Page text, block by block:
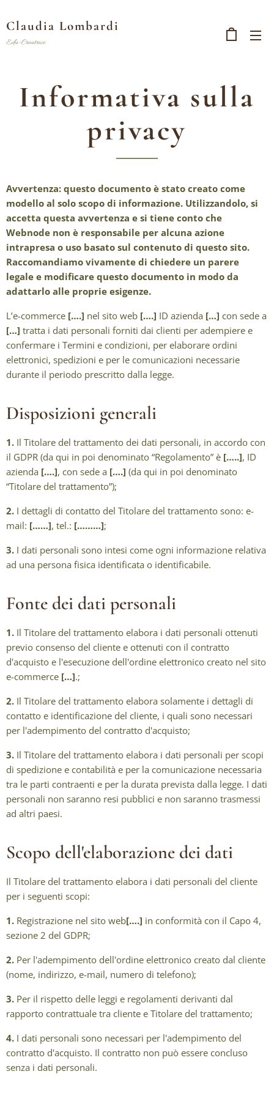
Claudia Lombardi
Edu-Creatrice
Informativa sulla
privacy
Avvertenza: questo documento è stato creato come
modello al solo scopo di informazione. Utilizzandolo, si
accetta questa avvertenza e si tiene conto che
Webnode non è responsabile per alcuna azione
intrapresa o uso basato sul contenuto di questo sito.
Raccomandiamo vivamente di chiedere un parere
legale e modificare questo documento in modo da
adattarlo alle proprie esigenze.
L’e-commerce [….] nel sito web [….] ID azienda […] con sede a
[…] tratta i dati personali forniti dai clienti per adempiere e
confermare i Termini e condizioni, per elaborare ordini
elettronici, spedizioni e per le comunicazioni necessarie
durante il periodo prescritto dalla legge.
Disposizioni generali
1. Il Titolare del trattamento dei dati personali, in accordo con
il GDPR (da qui in poi denominato “Regolamento” è […..], ID
azienda [….], con sede a [….] (da qui in poi denominato
“Titolare del trattamento”);
2. I dettagli di contatto del Titolare del trattamento sono: e-
mail: [……], tel.: [………];
3. I dati personali sono intesi come ogni informazione relativa
ad una persona fisica identificata o identificabile.
Fonte dei dati personali
1. Il Titolare del trattamento elabora i dati personali ottenuti
previo consenso del cliente e ottenuti con il contratto
d'acquisto e l'esecuzione dell'ordine elettronico creato nel sito
e-commerce […].;
2. Il Titolare del trattamento elabora solamente i dettagli di
contatto e identificazione del cliente, i quali sono necessari
per l'adempimento del contratto d'acquisto;
3. Il Titolare del trattamento elabora i dati personali per scopi
di spedizione e contabilità e per la comunicazione necessaria
tra le parti contraenti e per la durata prevista dalla legge. I dati
personali non saranno resi pubblici e non saranno trasmessi
ad altri paesi.
Scopo dell'elaborazione dei dati
Il Titolare del trattamento elabora i dati personali del cliente
per i seguenti scopi:
1. Registrazione nel sito web[….] in conformità con il Capo 4,
sezione 2 del GDPR;
2. Per l'adempimento dell'ordine elettronico creato dal cliente
(nome, indirizzo, e-mail, numero di telefono);
3. Per il rispetto delle leggi e regolamenti derivanti dal
rapporto contrattuale tra cliente e Titolare del trattamento;
4. I dati personali sono necessari per l'adempimento del
contratto d'acquisto. Il contratto non può essere concluso
senza i dati personali.